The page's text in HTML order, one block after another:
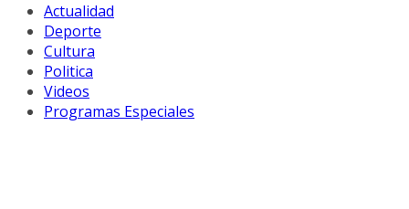
Actualidad
Deporte
Cultura
Politica
Videos
Programas Especiales